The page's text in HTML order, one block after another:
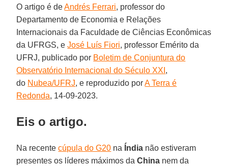
O artigo é deAndrés Ferrari, professor do
Departamento de Economia e Relações
Internacionais da Faculdade de Ciências Econômicas
da UFRGS, eJosé Luís Fiori, professor Emérito da
UFRJ, publicado por Boletim de Conjuntura do
Observatório Internacional do Século XXI ,
do Nubea/UFRJ, e reproduzido porA Terra é
Redonda, 14-09-2023.
Eis o artigo.
Na recentecúpula do G20 na Índia não estiveram
presentes os líderes máximos daChina nem da